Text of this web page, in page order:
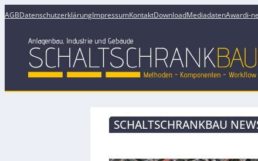
AGBDatenschutzerklärungImpressumKontaktDownloadMediadatenAwardi-
SCHALTSCHRANKBAU